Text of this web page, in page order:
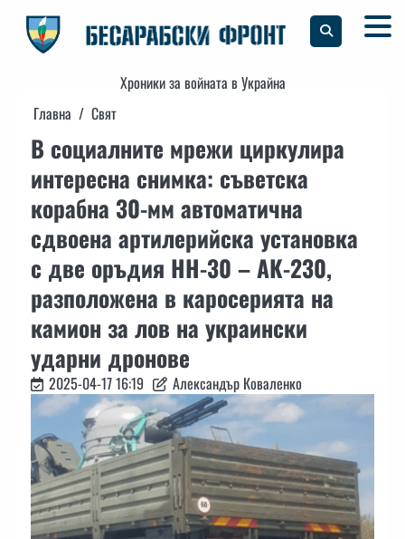
content
Хроники за войната в Украйна
Главна
Свят
В социалните мрежи циркулира
интересна снимка: съветска
корабна 30-мм автоматична
сдвоена артилерийска установка
с две оръдия НН-30 – АК-230,
разположена в каросерията на
камион за лов на украински
ударни дронове
2025-04-17 16:19 Александър Коваленко